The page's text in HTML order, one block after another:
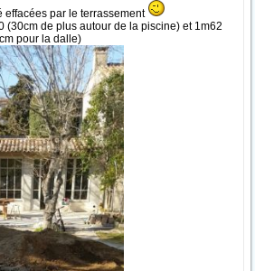
effacées par le terrassement
(30cm de plus autour de la piscine) et 1m62
pour la dalle)